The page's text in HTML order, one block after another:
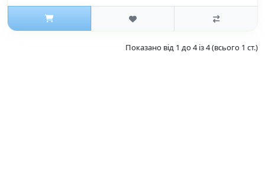
Показано від 1 до 4 із 4 (всього 1 ст.)